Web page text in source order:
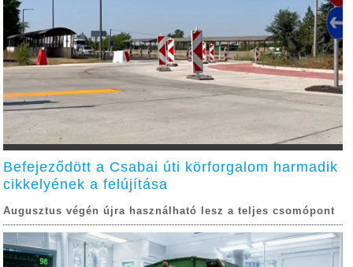
Befejeződött a Csabai úti körforgalom harmadik
cikkelyének a felújítása
Augusztus végén újra használható lesz a teljes csomópont